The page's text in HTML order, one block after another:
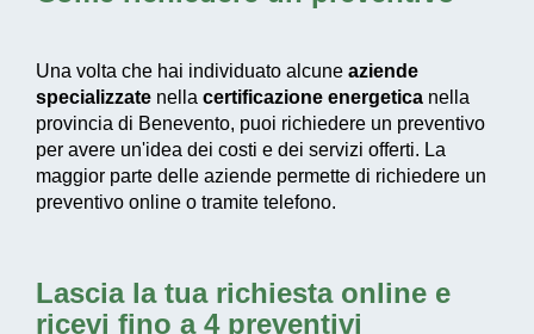
Una volta che hai individuato alcune aziende
specializzate nella certificazione energetica nella
provincia di Benevento, puoi richiedere un preventivo
per avere un'idea dei costi e dei servizi offerti. La
maggior parte delle aziende permette di richiedere un
preventivo online o tramite telefono.
Lascia la tua richiesta online e
ricevi fino a 4 preventivi